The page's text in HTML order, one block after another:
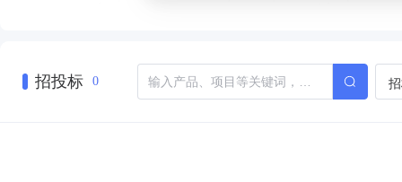
招投标 0